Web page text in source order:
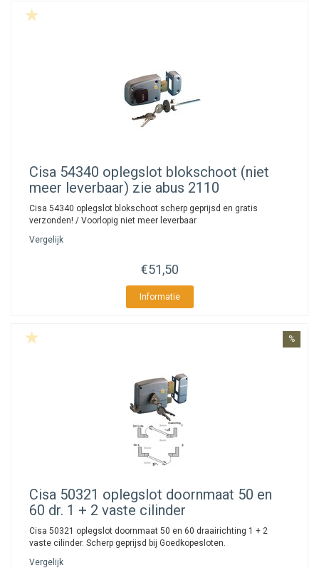
Cisa 54340 oplegslot blokschoot (niet
meer leverbaar) zie abus 2110
Cisa 54340 oplegslot blokschoot scherp geprijsd en gratis
verzonden! / Voorlopig niet meer leverbaar
Vergelijk
€51,50
Informatie
%
Cisa 50321 oplegslot doornmaat 50 en
60 dr. 1 + 2 vaste cilinder
Cisa 50321 oplegslot doornmaat 50 en 60 draairichting 1 + 2
vaste cilinder. Scherp geprijsd bij Goedkopesloten.
Vergelijk